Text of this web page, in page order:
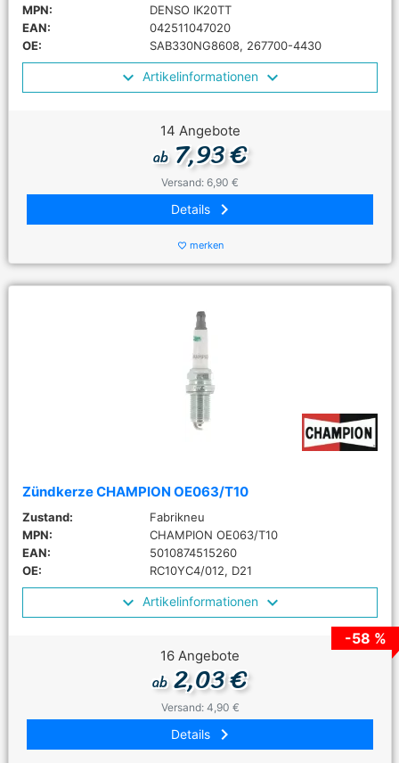
MPN:
DENSO IK20TT
EAN:
042511047020
OE:
SAB330NG8608, 267700-4430
Artikelinformationen
14 Angebote
ab7,93 €
Versand: 6,90 €
Details keyboard_arrow_right
favorite_border merken
Zündkerze CHAMPION OE063/T10
Zustand:
Fabrikneu
MPN:
CHAMPION OE063/T10
EAN:
5010874515260
OE:
RC10YC4/012, D21
Artikelinformationen
-58 %
16 Angebote
ab2,03 €
Versand: 4,90 €
Details keyboard_arrow_right